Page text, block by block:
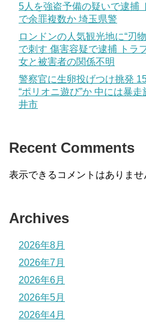
5人を強盗予備の疑いで逮捕
で余罪複数か 埼玉県警
ロンドンの人気観光地に“刃
で刺す 傷害容疑で逮捕 トラ
女と被害者の関係不明
警察官に生卵投げつけ挑発
“ポリオニ遊び”か 中には暴
井市
Recent Comments
表示できるコメントはありませ
Archives
2026年8月
2026年7月
2026年6月
2026年5月
2026年4月